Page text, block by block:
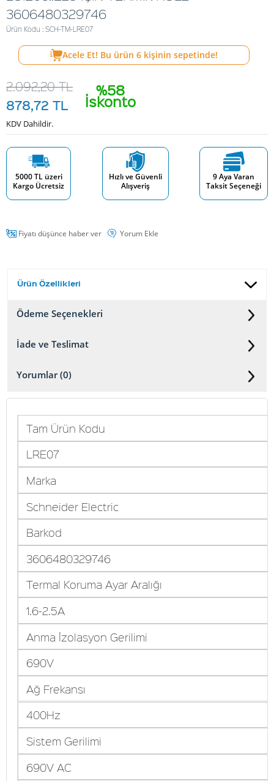
3606480329746
Ürün Kodu : SCH-TM-LRE07
Acele Et! Bu ürün 6 kişinin sepetinde!
%58
İskonto
2.092,20TL
878,72 TL
KDV Dahildir.
5000 TL üzeri
Kargo Ücretsiz
Hızlı ve Güvenli
Alışveriş
9 Aya Varan
Taksit Seçeneği
Fiyatı düşünce haber ver Yorum Ekle
Ürün Özellikleri
Ödeme Seçenekleri
İade ve Teslimat
Yorumlar (0)
Tam Ürün Kodu
LRE07
Marka
Schneider Electric
Barkod
3606480329746
Termal Koruma Ayar Aralığı
1.6-2.5A
Anma İzolasyon Gerilimi
690V
Ağ Frekansı
400Hz
Sistem Gerilimi
690V AC